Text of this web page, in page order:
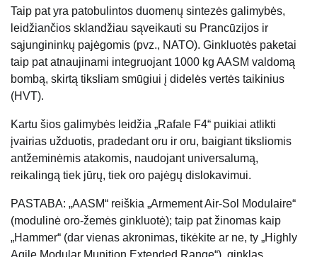
Taip pat yra patobulintos duomenų sintezės galimybės,
leidžiančios sklandžiau sąveikauti su Prancūzijos ir
sąjungininkų pajėgomis (pvz., NATO). Ginkluotės paketai
taip pat atnaujinami integruojant 1000 kg AASM valdomą
bombą, skirtą tiksliam smūgiui į didelės vertės taikinius
(HVT).
Kartu šios galimybės leidžia „Rafale F4“ puikiai atlikti
įvairias užduotis, pradedant oru ir oru, baigiant tiksliomis
antžeminėmis atakomis, naudojant universalumą,
reikalingą tiek jūrų, tiek oro pajėgų dislokavimui.
PASTABA: „AASM“ reiškia „Armement Air-Sol Modulaire“
(modulinė oro-žemės ginkluotė); taip pat žinomas kaip
„Hammer“ (dar vienas akronimas, tikėkite ar ne, ty „Highly
Agile Modular Munition Extended Range“), ginklas